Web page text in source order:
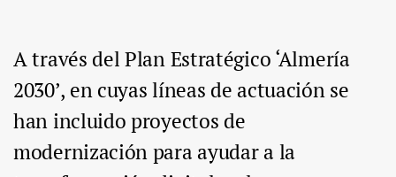
A través del Plan Estratégico ‘Almería
2030’, en cuyas líneas de actuación se
han incluido proyectos de
modernización para ayudar a la